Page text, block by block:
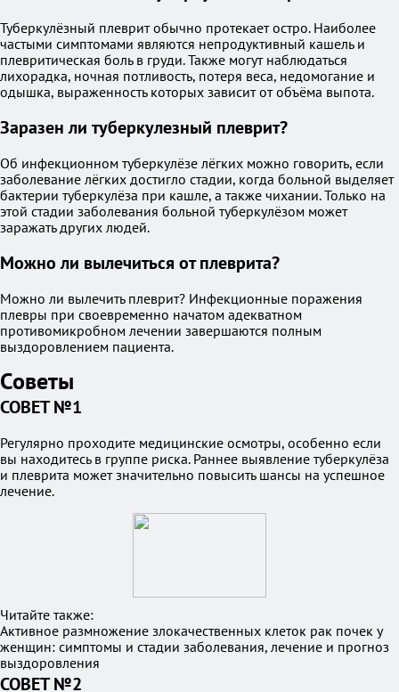
Туберкулёзный плеврит обычно протекает остро. Наиболее
частыми симптомами являются непродуктивный кашель и
плевритическая боль в груди. Также могут наблюдаться
лихорадка, ночная потливость, потеря веса, недомогание и
одышка, выраженность которых зависит от объёма выпота.
Заразен ли туберкулезный плеврит?
Об инфекционном туберкулёзе лёгких можно говорить, если
заболевание лёгких достигло стадии, когда больной выделяет
бактерии туберкулёза при кашле, а также чихании. Только на
этой стадии заболевания больной туберкулёзом может
заражать других людей.
Можно ли вылечиться от плеврита?
Можно ли вылечить плеврит? Инфекционные поражения
плевры при своевременно начатом адекватном
противомикробном лечении завершаются полным
выздоровлением пациента.
Советы
СОВЕТ №1
Регулярно проходите медицинские осмотры, особенно если
вы находитесь в группе риска. Раннее выявление туберкулёза
и плеврита может значительно повысить шансы на успешное
лечение.
Читайте также:
Активное размножение злокачественных клеток рак почек у
женщин: симптомы и стадии заболевания, лечение и прогноз
выздоровления
СОВЕТ №2